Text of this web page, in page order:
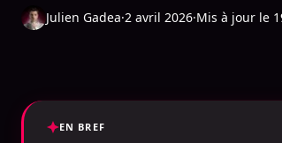
Julien Gadea·2 avril 2026·Mis à jour le
EN BREF